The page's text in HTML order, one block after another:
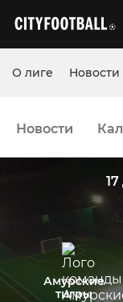
О лиге Новости
Новости
Амурские
тигры